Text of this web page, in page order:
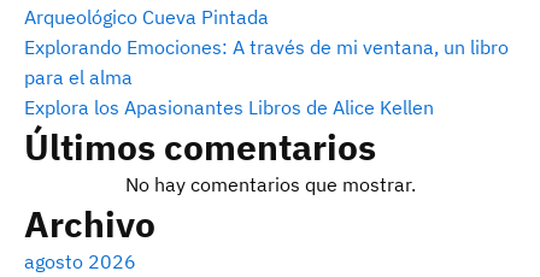
Arqueológico Cueva Pintada
Explorando Emociones: A través de mi ventana, un libro
para el alma
Explora los Apasionantes Libros de Alice Kellen
Últimos comentarios
No hay comentarios que mostrar.
Archivo
agosto 2026